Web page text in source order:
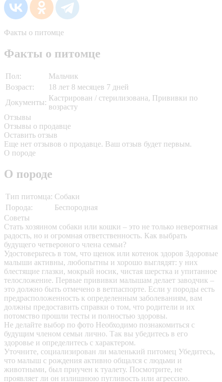
Факты о питомце
Факты о питомце
Пол:
Мальчик
Возраст:
18 лет 8 месяцев 7 дней
Документы:
Кастрирован / стерилизована, Прививки по
возрасту
Отзывы
Отзывы о продавце
Оставить отзыв
Еще нет отзывов о продавце. Ваш отзыв будет первым.
О породе
О породе
Тип питомца: Собаки
Порода:
Беспородная
Советы
Стать хозяином собаки или кошки – это не только невероятная
радость, но и огромная ответственность. Как выбрать
будущего четвероного члена семьи?
Удостоверьтесь в том, что щенок или котенок здоров Здоровые
малыши активны, любопытны и хорошо выглядят: у них
блестящие глазки, мокрый носик, чистая шерстка и упитанное
телосложение. Первые прививки малышам делает заводчик –
это должно быть отмечено в ветпаспорте. Если у породы есть
предрасположенность к определенным заболеваниям, вам
должны предоставить справки о том, что родители и их
потомство прошли тесты и полностью здоровы.
Не делайте выбор по фото Необходимо познакомиться с
будущим членом семьи лично. Так вы убедитесь в его
здоровье и определитесь с характером.
Уточните, социализирован ли маленький питомец Убедитесь,
что малыш с рождения активно общался с людьми и
животными, был приучен к туалету. Посмотрите, не
проявляет ли он излишнюю пугливость или агрессию.